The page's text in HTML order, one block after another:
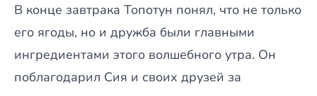
В конце завтрака Топотун понял, что не только
его ягоды, но и дружба были главными
ингредиентами этого волшебного утра. Он
поблагодарил Сия и своих друзей за